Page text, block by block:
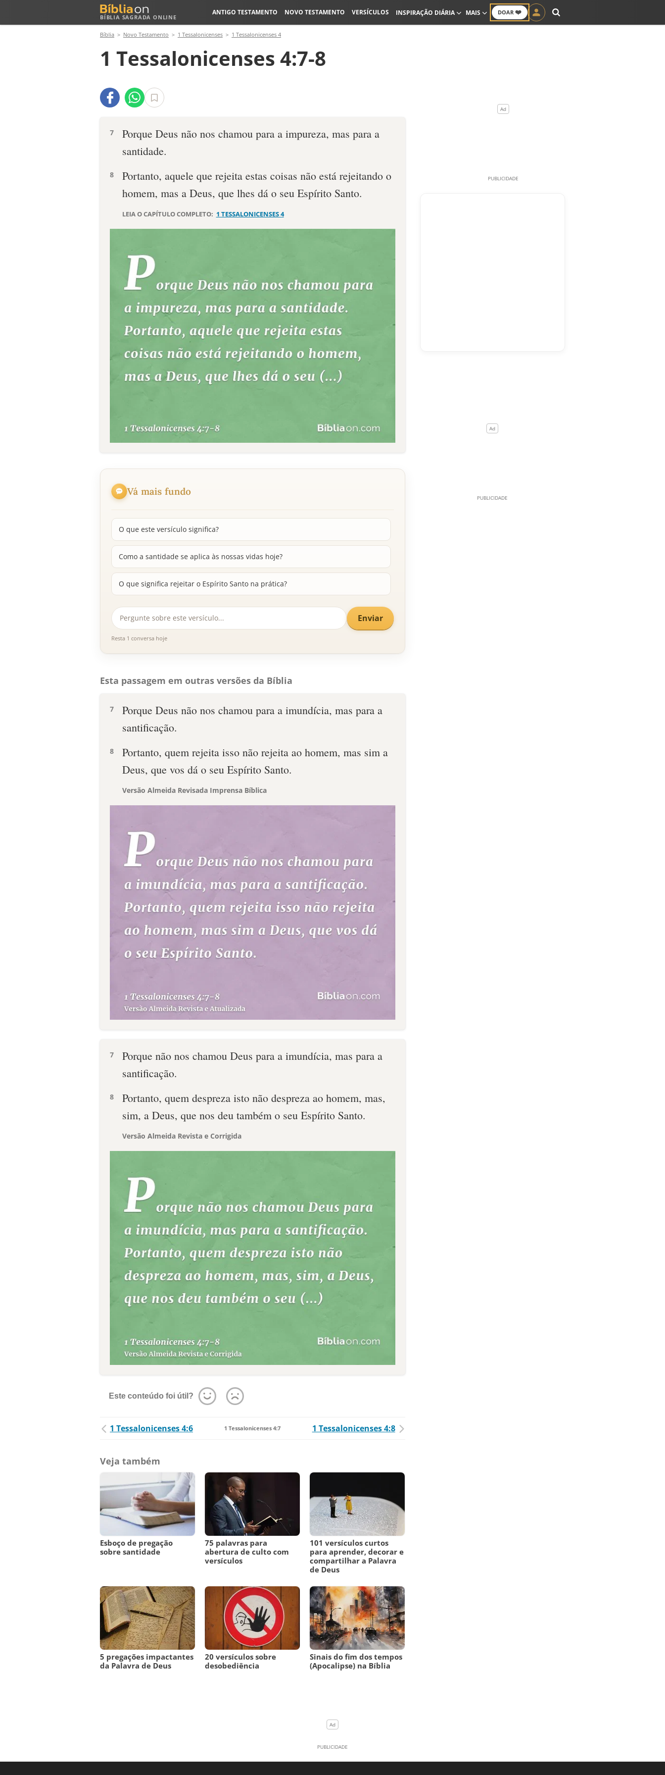
BÍBLIA SAGRADA ONLINE
DOAR ❤️
ANTIGO TESTAMENTO NOVO TESTAMENTO VERSÍCULOS INSPIRAÇÃO DIÁRIA MAIS
Bíblia Novo Testamento 1 Tessalonicenses 1 Tessalonicenses 4
1 Tessalonicenses 4:7-8
7
Porque Deus não nos chamou para a impureza, mas para a
santidade.
8
Portanto, aquele que rejeita estas coisas não está rejeitando o
homem, mas a Deus, que lhes dá o seu Espírito Santo.
LEIA O CAPÍTULO COMPLETO: 1 TESSALONICENSES 4
Vá mais fundo
O que este versículo significa?
Como a santidade se aplica às nossas vidas hoje?
O que significa rejeitar o Espírito Santo na prática?
Enviar
Resta 1 conversa hoje
Esta passagem em outras versões da Bíblia
7
Porque Deus não nos chamou para a imundícia, mas para a
santificação.
8
Portanto, quem rejeita isso não rejeita ao homem, mas sim a
Deus, que vos dá o seu Espírito Santo.
Versão Almeida Revisada Imprensa Bíblica
7
Porque não nos chamou Deus para a imundícia, mas para a
santificação.
8
Portanto, quem despreza isto não despreza ao homem, mas,
sim, a Deus, que nos deu também o seu Espírito Santo.
Versão Almeida Revista e Corrigida
Este conteúdo foi útil?
1 Tessalonicenses 4:6 1 Tessalonicenses 4:7 1 Tessalonicenses 4:8
Veja também
Esboço de pregação
sobre santidade
75 palavras para
abertura de culto com
versículos
101 versículos curtos
para aprender, decorar e
compartilhar a Palavra
de Deus
5 pregações impactantes
da Palavra de Deus
20 versículos sobre
desobediência
Sinais do fim dos tempos
(Apocalipse) na Bíblia